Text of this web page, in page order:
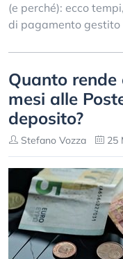
(e perché): ecco
di pagamento gestito
Quanto
mesi alle
deposito?
Stefano Vozza 25